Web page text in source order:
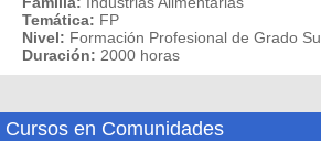
Temática: FP
Nivel: Formación Profesional de Grado
Duración: 2000 horas
Cursos en Comunidades